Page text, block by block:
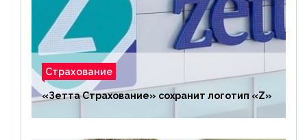
Страхование
«Зетта Страхование» сохранит логотип «Z»